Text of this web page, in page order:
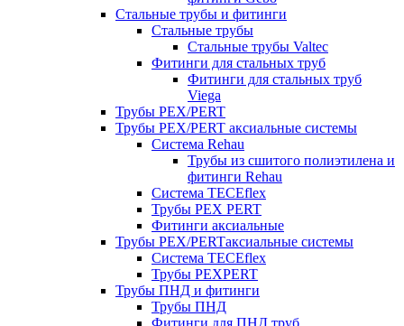
Стальные трубы и фитинги
Стальные трубы
Стальные трубы Valtec
Фитинги для стальных труб
Фитинги для стальных труб
Viega
Трубы PEX/PERT
Трубы PEX/PERT аксиальные системы
Система Rehau
Трубы из сшитого полиэтилена и
фитинги Rehau
Система TECEflex
Трубы PEX PERT
Фитинги аксиальные
Трубы PEX/PERTаксиальные системы
Система TECEflex
Трубы PEXPERT
Трубы ПНД и фитинги
Трубы ПНД